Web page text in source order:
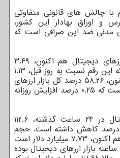
با چالش های قانونی متفاوتی
و اوراق بهادار این کشور،
مدنی ضد این صرافی است که
جهانی ارزهای دیجیتال هم اکنون، ۳.۴۹
تریلیون دلار برآورد می شود که این رقم نسبت به روز قبل، ۱.۱۳
درصد کمتر شده است. هم اکنون، ۵۸.۲۶ درصد کل بازار ارزهای
دیجیتال در اختیار بیتکوین است که ۰.۲۵ درصد افزایش روزانه
حجم کل بازار ارزهای دیجیتال در ۲۴ ساعت گذشته، ۱۱۲.۶
دلار است که ۳۵.۶۵ درصد کاهش داشته است. حجم
کل در امور مالی غیر متمرکز، هم اکنون، ۷.۷۳ میلیارد دلار است
که ۶.۸۷ درصد از کل حجم ۲۴ ساعته بازار ارزهای دیجیتال بوده